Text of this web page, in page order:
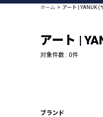
ブランドから探す
新着アイテム
編集部のおすすめアイ
ホーム アート | YANUK (
アート |
対象件数 : 0件
ブランド